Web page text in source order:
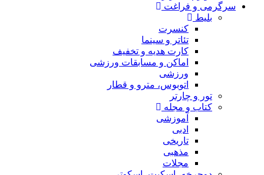
سرگرمی و فراغت
بلیط
کنسرت
تئاتر و سینما
کارت هدیه و تخفیف
اماکن و مسابقات ورزشی
ورزشی
اتوبوس، مترو و قطار
تور و چارتر
کتاب و مجله
آموزشی
ادبی
تاریخی
مذهبی
مجلات